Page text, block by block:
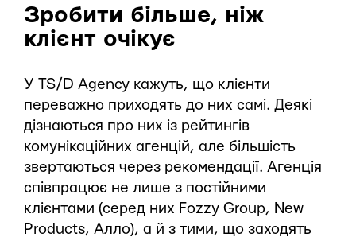
Зробити більше, ніж
клієнт очікує
У TS/D Agency кажуть, що клієнти
переважно приходять до них самі. Деякі
дізнаються про них із рейтингів
комунікаційних агенцій, але більшість
звертаються через рекомендації. Агенція
співпрацює не лише з постійними
клієнтами (серед них Fozzy Group, New
Products, Алло), а й з тими, що заходять